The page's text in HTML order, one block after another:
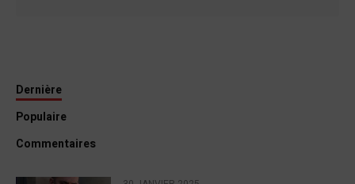
Dernière
Populaire
Commentaires